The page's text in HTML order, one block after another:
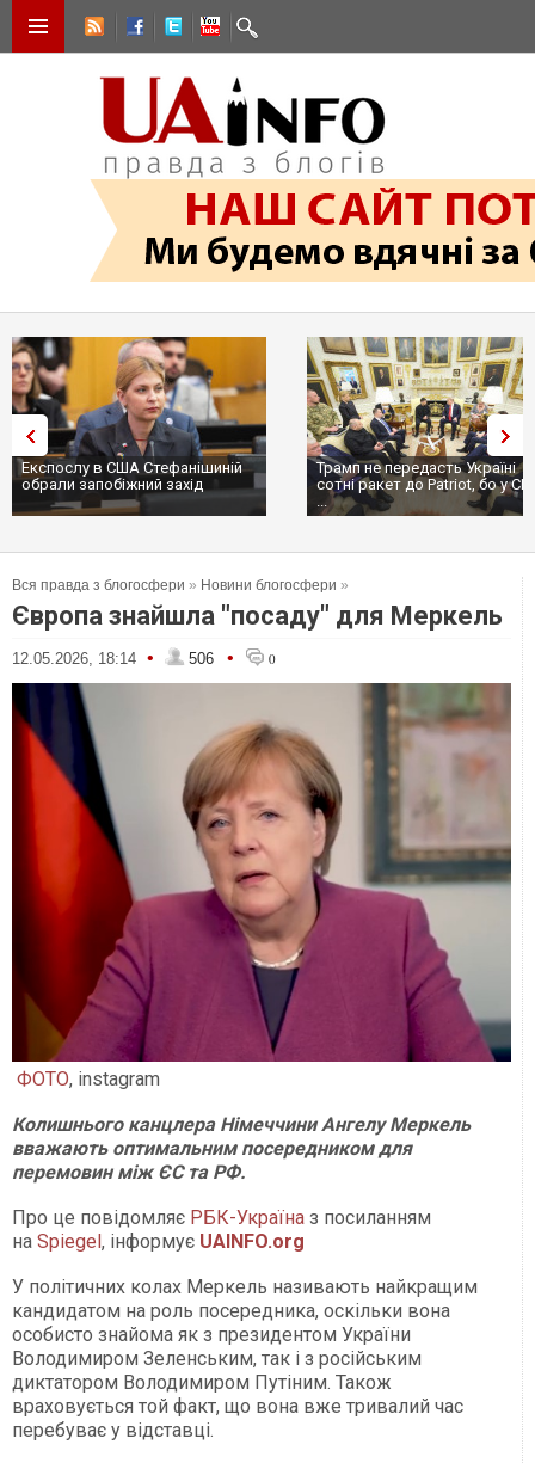
Експослу в США Стефанішиній
обрали запобіжний захід
Трамп не передасть Україні
сотні ракет до Patriot, бо у
...
Вся правда з блогосфери » Новини блогосфери »
Європа знайшла "посаду" для Меркель
12.05.2026, 18:14 • 506 • 0
ФОТО, instagram
Колишнього канцлера Німеччини Ангелу Меркель
вважають оптимальним посередником для
перемовин між ЄС та РФ.
Про це повідомляє РБК-Україна з посиланням
на Spiegel , інформує UAINFO.org
У політичних колах Меркель називають найкращим
кандидатом на роль посередника, оскільки вона
особисто знайома як з президентом України
Володимиром Зеленським, так і з російським
диктатором Володимиром Путіним. Також
враховується той факт, що вона вже тривалий час
перебуває у відставці.